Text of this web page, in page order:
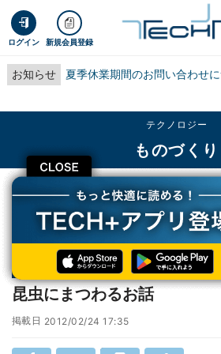
ログイン 新規会員登録
お知らせ 夏季休業期間のお問い合わせ
CLOSE
テクノロジー
ものづくり
TECH+ テクノロジー ものづくり 昆虫
連載
創作のための心のTips「夜中のサバ
昆虫にまつわるお話
掲載日 2012/02/24 17:35